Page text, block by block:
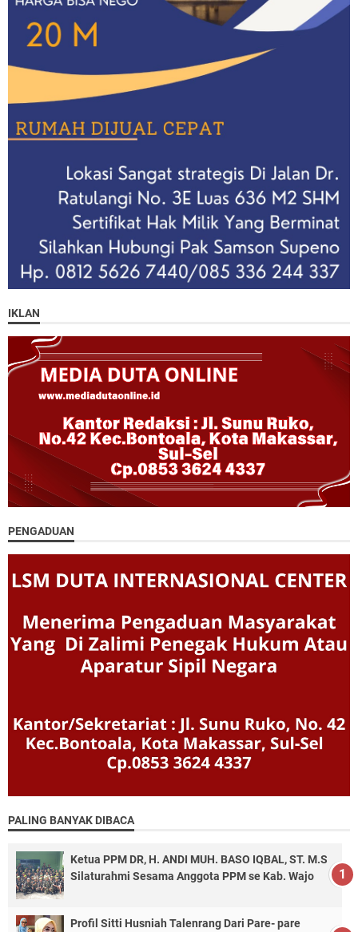
IKLAN
PENGADUAN
PALING BANYAK DIBACA
Ketua PPM DR, H. ANDI MUH. BASO IQBAL, ST. M.S
Silaturahmi Sesama Anggota PPM se Kab. Wajo
Profil Sitti Husniah Talenrang Dari Pare- pare